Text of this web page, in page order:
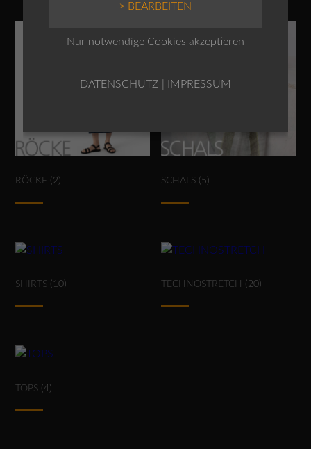
RÖCKE (2) SCHALS (5)
SHIRTS (10) TECHNOSTRETCH (20)
TOPS (4)
> BEARBEITEN
Nur notwendige Cookies akzeptieren
DATENSCHUTZ IMPRESSUM